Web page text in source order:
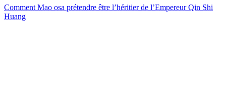
Comment Mao osa prétendre être l’héritier de l’Empereur Qin Shi
Huang